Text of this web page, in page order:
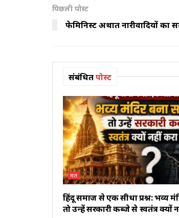
पिछली पोस्ट
फेमिनिस्ट अर्थात नारीवादियों का
संबंधितपोस्ट
मत
हिंदू समाज से एक सीधा प्रश्न: भव्य
तो उन्हें सरकारी कब्जे से स्वतंत्र क्यों